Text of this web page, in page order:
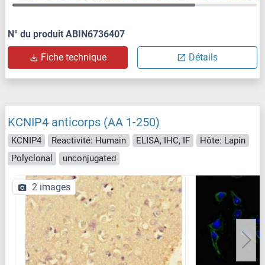
N° du produit ABIN6736407
Fiche technique Détails
KCNIP4 anticorps (AA 1-250)
KCNIP4 Reactivité: Humain ELISA, IHC, IF
Hôte: Lapin
Polyclonal
unconjugated
2 images